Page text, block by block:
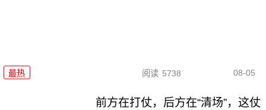
最热 阅读 5738 08-05
前方在打仗，后方在“清场”，这仗